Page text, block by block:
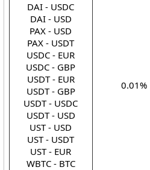
DAI - USDC
DAI - USD
PAX - USD
PAX - USDT
USDC - EUR
USDC - GBP
USDT - EUR
USDT - GBP
USDT - USDC
USDT - USD
UST - USD
UST - USDT
UST - EUR
WBTC - BTC
0.01%